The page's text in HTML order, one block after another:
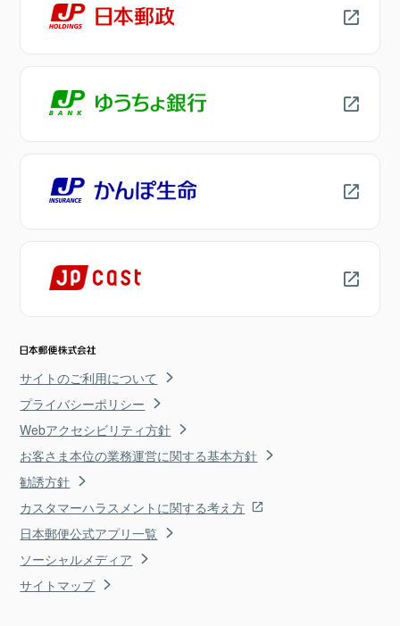
サイトのご利用について
プライバシーポリシー
Webアクセシビリティ方針
お客さま本位の業務運営に関する基本方針
勧誘方針
カスタマーハラスメントに関する考え方
日本郵便公式アプリ一覧
ソーシャルメディア
サイトマップ